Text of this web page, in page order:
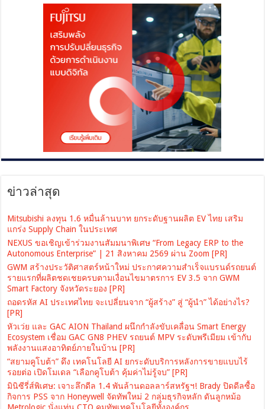
ข่าวล่าสุด
Mitsubishi ลงทุน 1.6 หมื่นล้านบาท ยกระดับฐานผลิต EV ไทย เสริม
แกร่ง Supply Chain ในประเทศ
NEXUS ขอเชิญเข้าร่วมงานสัมมนาพิเศษ “From Legacy ERP to the
Autonomous Enterprise” | 21 สิงหาคม 2569 ผ่าน Zoom [PR]
GWM สร้างประวัติศาสตร์หน้าใหม่ ประกาศความสำเร็จแบรนด์รถยนต์
รายแรกที่ผลิตชดเชยครบตามเงื่อนไขมาตรการ EV 3.5 จาก GWM
Smart Factory จังหวัดระยอง [PR]
ถอดรหัส AI ประเทศไทย จะเปลี่ยนจาก “ผู้สร้าง” สู่ “ผู้นำ” ได้อย่างไร?
[PR]
หัวเว่ย และ GAC AION Thailand ผนึกกำลังขับเคลื่อน Smart Energy
Ecosystem เชื่อม GAC GN8 PHEV รถยนต์ MPV ระดับพรีเมียม เข้ากับ
พลังงานแสงอาทิตย์ภายในบ้าน [PR]
“สยามคูโบต้า” ดึง เทคโนโลยี AI ยกระดับบริการหลังการขายแบบไร้
รอยต่อ เปิดโมเดล “เลือกคูโบต้า คุ้มค่าไม่รู้จบ” [PR]
มินิซีรี่ส์พิเศษ: เจาะลึกดีล 1.4 พันล้านดอลลาร์สหรัฐฯ! Brady ปิดดีลซื้อ
กิจการ PSS จาก Honeywell จัดทัพใหม่ 2 กลุ่มธุรกิจหลัก ดันลูกหม้อ
Metrologic นั่งแท่น CTO คุมทัพเทคโนโลยีทั้งองค์กร